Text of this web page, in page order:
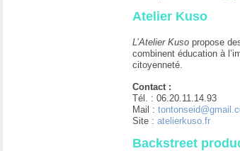
Atelier Kuso
L’Atelier Kusopropose
combinent éducation à
citoyenneté.
Contact :
Tél. : 06.20.11.14.93
Mail :
Site :atelierkuso.fr
Backstreet